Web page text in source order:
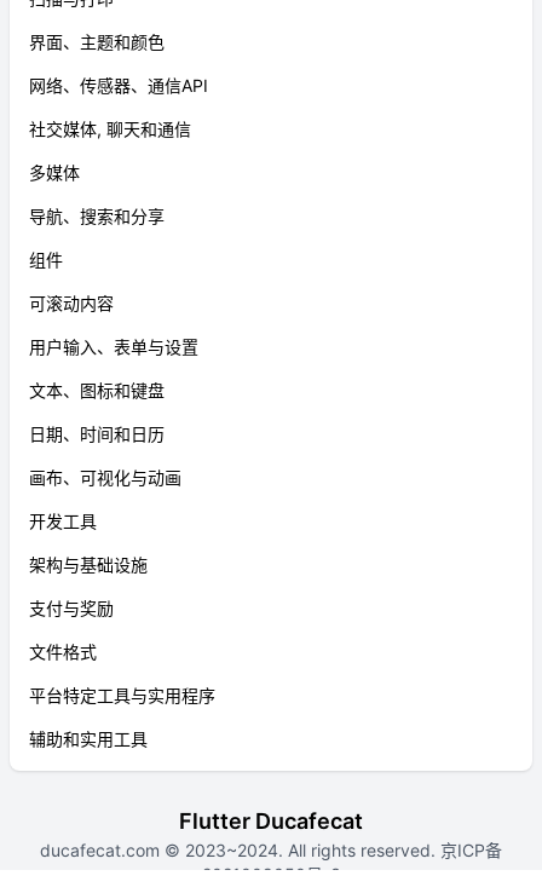
界面、主题和颜色
网络、传感器、通信API
社交媒体, 聊天和通信
多媒体
导航、搜索和分享
组件
可滚动内容
用户输入、表单与设置
文本、图标和键盘
日期、时间和日历
画布、可视化与动画
开发工具
架构与基础设施
支付与奖励
文件格式
平台特定工具与实用程序
辅助和实用工具
Flutter Ducafecat
ducafecat.com © 2023~2024. All rights reserved. 京ICP备
2021009050号-3